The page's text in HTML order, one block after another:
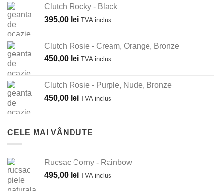
Clutch Rocky - Black
395,00 lei TVA inclus
Clutch Rosie - Cream, Orange, Bronze
450,00 lei TVA inclus
Clutch Rosie - Purple, Nude, Bronze
450,00 lei TVA inclus
CELE MAI VÂNDUTE
Rucsac Corny - Rainbow
495,00 lei TVA inclus